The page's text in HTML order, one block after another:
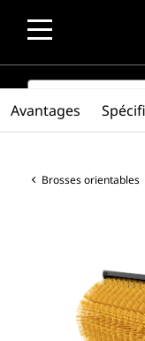
SEARCH
Brosses orientables
Avantages